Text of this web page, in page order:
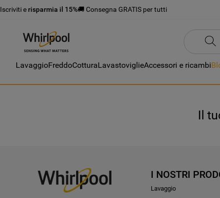
Iscriviti e risparmia il 15%🚚 Consegna GRATIS per tutti
LavaggioFreddoCotturaLavastoviglieAccessori e ricambi
Il
I NOSTRI
Lavaggio